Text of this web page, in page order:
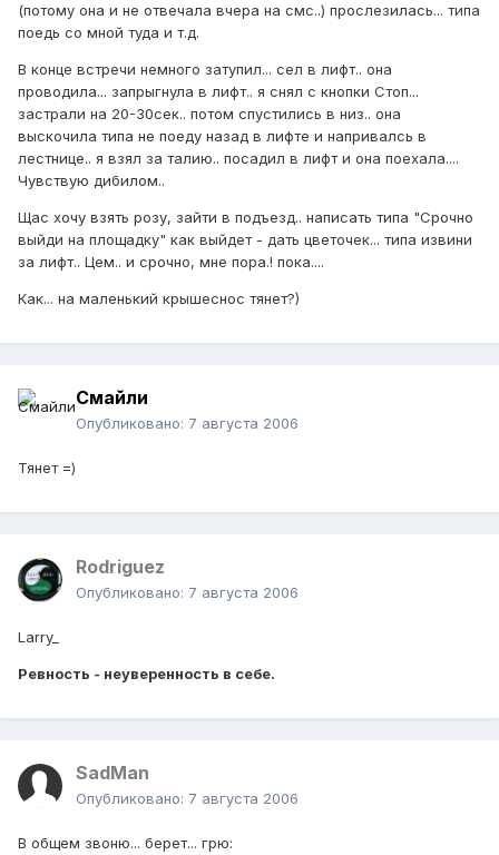
(потому она и не отвечала вчера на смс..) прослезилась... типа
поедь со мной туда и т.д.
В конце встречи немного затупил... сел в лифт.. она
проводила... запрыгнула в лифт.. я снял с кнопки Стоп...
застрали на 20-30сек.. потом спустились в низ.. она
выскочила типа не поеду назад в лифте и напривалсь в
лестнице.. я взял за талию.. посадил в лифт и она поехала....
Чувствую дибилом..
Щас хочу взять розу, зайти в подъезд.. написать типа "Срочно
выйди на площадку" как выйдет - дать цветочек... типа извини
за лифт.. Цем.. и срочно, мне пора.! пока....
Как... на маленький крышеснос тянет?)
Смайли
Опубликовано: 7 августа 2006
Тянет =)
Rodriguez
Опубликовано: 7 августа 2006
Larry_
Ревность - неуверенность в себе.
SadMan
Опубликовано: 7 августа 2006
В общем звоню... берет... грю: